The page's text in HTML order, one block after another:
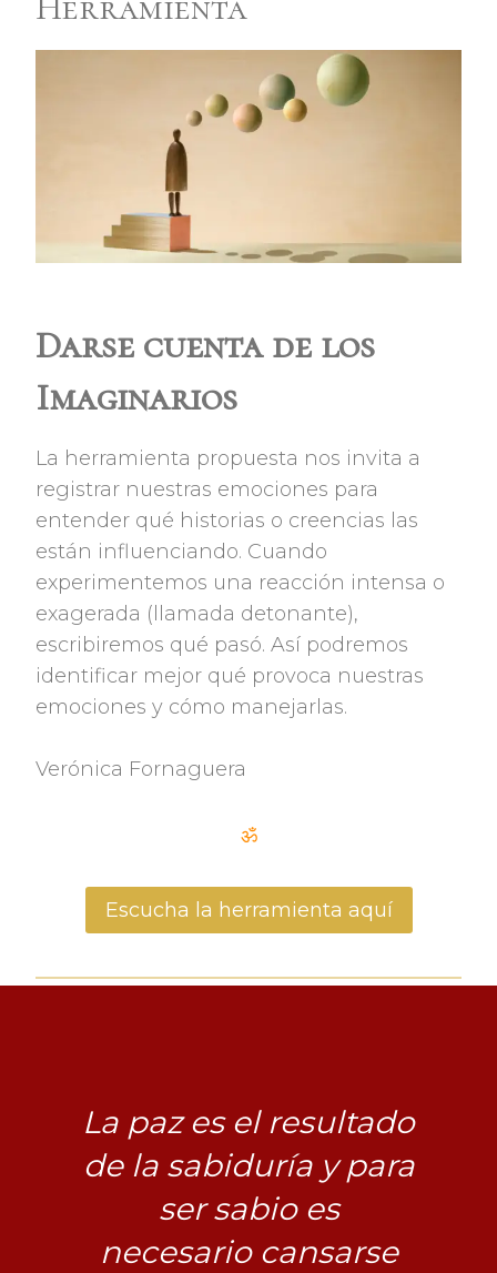
Darse cuenta de los
Imaginarios
La herramienta propuesta nos invita a
registrar nuestras emociones para
entender qué historias o creencias las
están influenciando. Cuando
experimentemos una reacción intensa o
exagerada (llamada detonante),
escribiremos qué pasó. Así podremos
identificar mejor qué provoca nuestras
emociones y cómo manejarlas.
Verónica Fornaguera
ॐ
Escucha la herramienta aquí
La paz es el resultado
de la sabiduría y para
ser sabio es
necesario cansarse